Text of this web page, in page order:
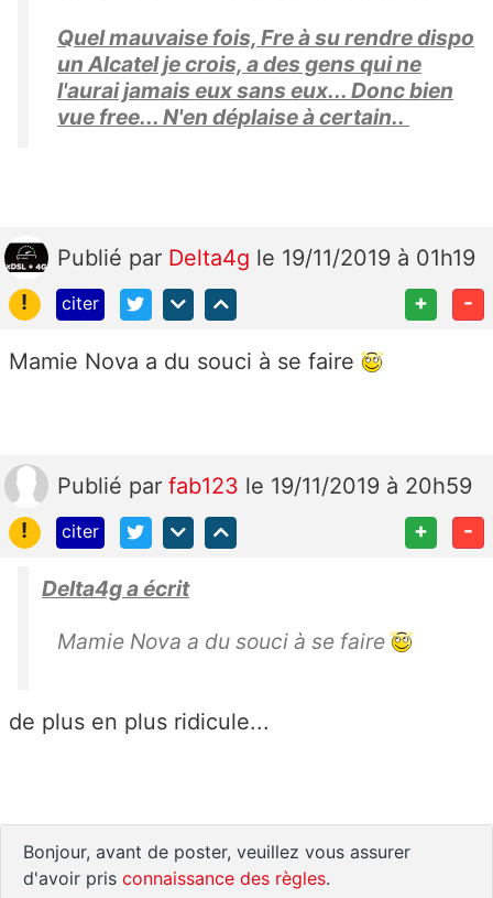
Quel mauvaise fois, Fre à su rendre dispo
un Alcatel je crois, a des gens qui ne
l'aurai jamais eux sans eux... Donc bien
vue free... N'en déplaise à certain..
Publié par Delta4g le 19/11/2019 à 01h19
!
citer + -
Mamie Nova a du souci à se faire
Publié par fab123 le 19/11/2019 à 20h59
!
citer + -
Delta4g a écrit
Mamie Nova a du souci à se faire
de plus en plus ridicule...
Bonjour, avant de poster, veuillez vous assurer
d'avoir pris connaissance des règles.